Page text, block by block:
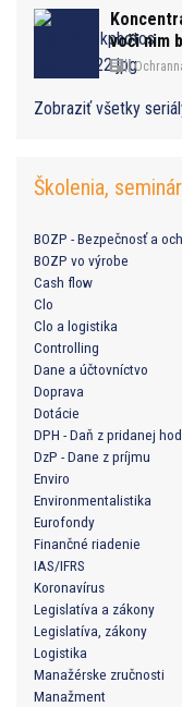
voči nim
Zobraziť všetky
Školenia,
BOZP - Bezpečnosť a
BOZP vo výrobe
Cash flow
Clo
Clo a logistika
Controlling
Dane a účtovníctvo
Doprava
Dotácie
DPH - Daň z pridanej
DzP - Dane z príjmu
Enviro
Environmentalistika
Eurofondy
Finančné riadenie
IAS/IFRS
Koronavírus
Legislatíva a zákony
Legislatíva, zákony
Logistika
Manažérske zručnosti
Manažment